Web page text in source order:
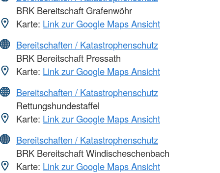
BRK Bereitschaft Grafenwöhr
Karte: Link zur Google Maps Ansicht
Bereitschaften / Katastrophenschutz
BRK Bereitschaft Pressath
Karte: Link zur Google Maps Ansicht
Bereitschaften / Katastrophenschutz
Rettungshundestaffel
Karte: Link zur Google Maps Ansicht
Bereitschaften / Katastrophenschutz
BRK Bereitschaft Windischeschenbach
Karte: Link zur Google Maps Ansicht